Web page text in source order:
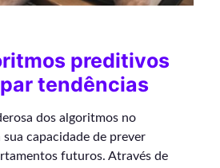
preditivos
tendências
dos algoritmos no
capacidade de prever
futuros. Através de